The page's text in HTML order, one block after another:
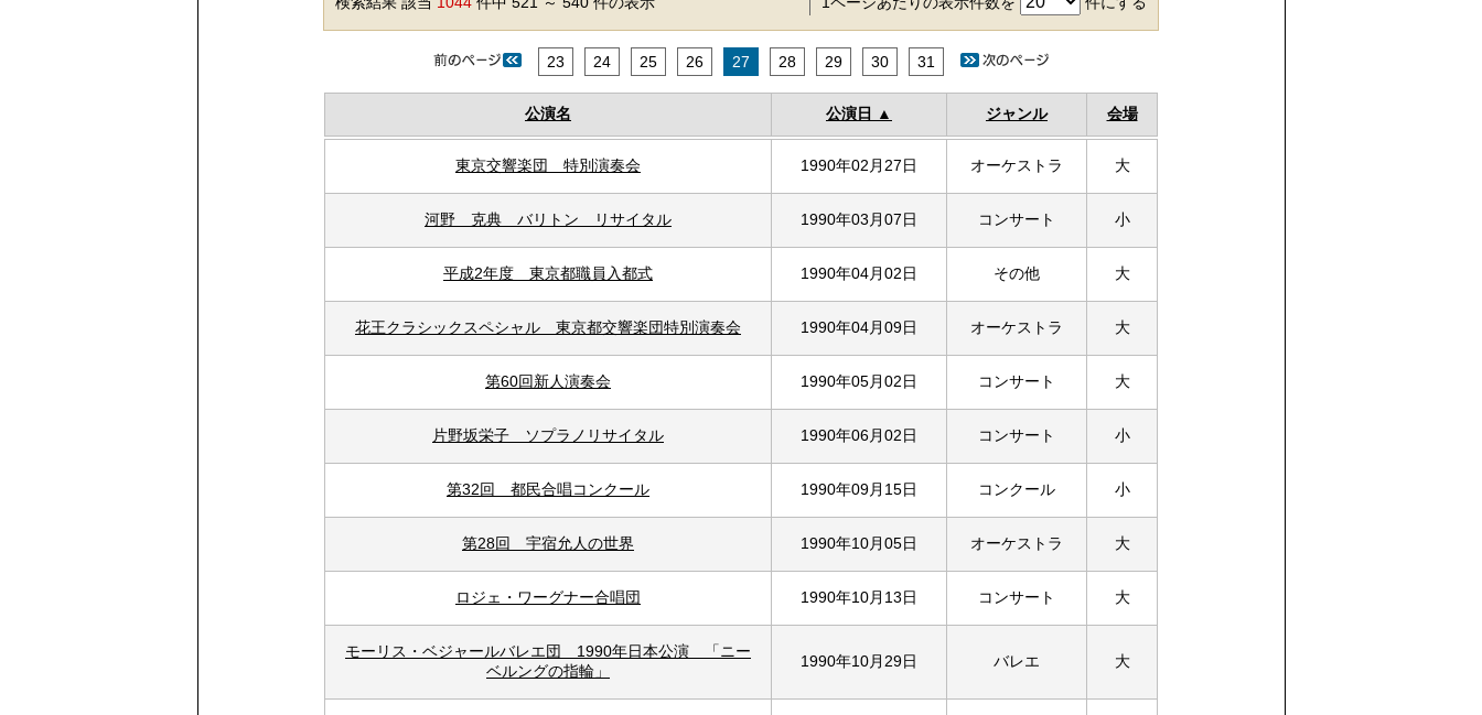
23 24 25 26 27 28 29 30 31
公演名 公演日 ジャンル 会場
東京交響楽団 特別演奏会 1990年02月27日 オーケストラ 大
河野 克典 バリトン リサイタル 1990年03月07日 コンサート 小
平成2年度 東京都職員入都式 1990年04月02日 その他 大
花王クラシックスペシャル 東京都交響楽団特別演奏会 1990年04月09日 オーケストラ 大
第60回新人演奏会 1990年05月02日 コンサート 大
片野坂栄子 ソプラノリサイタル 1990年06月02日 コンサート 小
第32回 都民合唱コンクール 1990年09月15日 コンクール 小
第28回 宇宿允人の世界 1990年10月05日 オーケストラ 大
ロジェ・ワーグナー合唱団 1990年10月13日 コンサート 大
モーリス・ベジャールバレエ団 1990年日本公演 「ニー
ベルングの指輪」
1990年10月29日 バレエ 大